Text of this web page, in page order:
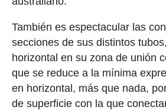
También es espectacular las
secciones de sus distintos
horizontal en su zona de unión
que se reduce a la mínima
en horizontal, más que nada,
de superficie con la que